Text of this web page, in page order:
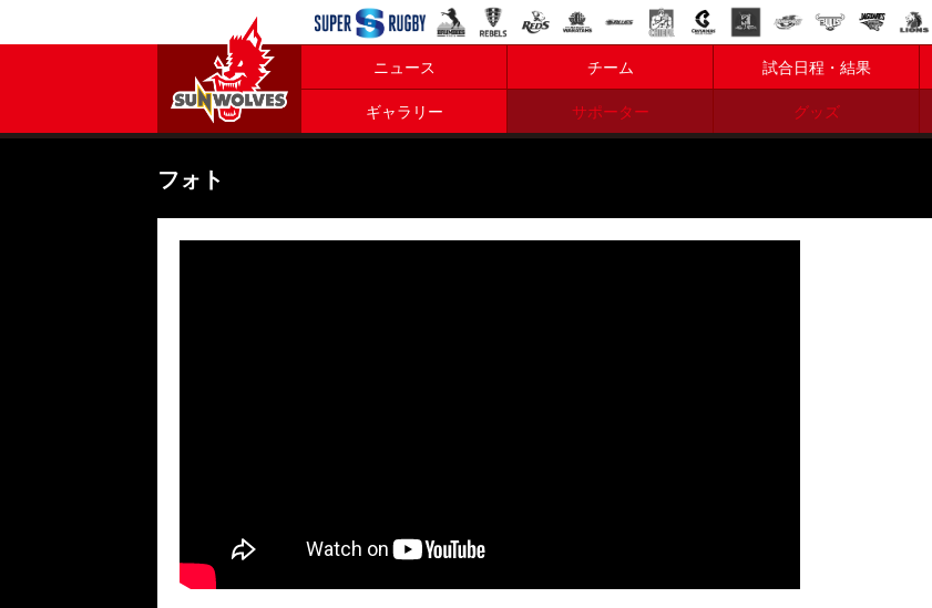
ニュース チーム 試合日程・結果
ギャラリー
サポーター グッズ
フォト